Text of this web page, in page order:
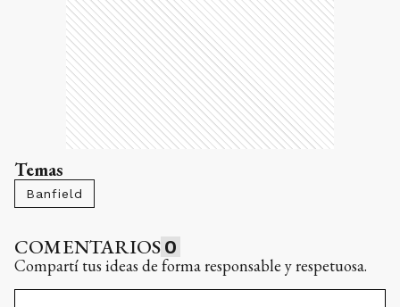
Temas
Banfield
COMENTARIOS 0
Compartí tus ideas de forma responsable y respetuosa.